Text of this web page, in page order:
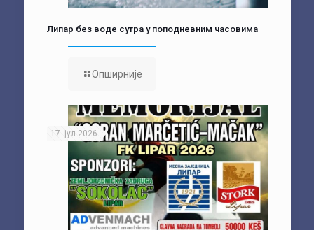
Липар без воде сутра у поподневним часовима
Опширније
17. јул 2026.